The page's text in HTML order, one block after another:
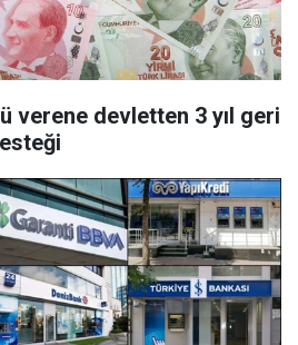
verene devletten 3 yıl geri